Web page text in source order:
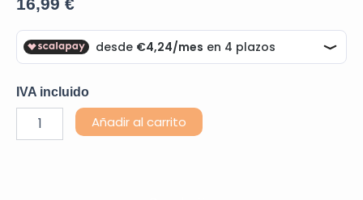
16,99 €
IVA incluido
DIGITS
Añadir al carrito